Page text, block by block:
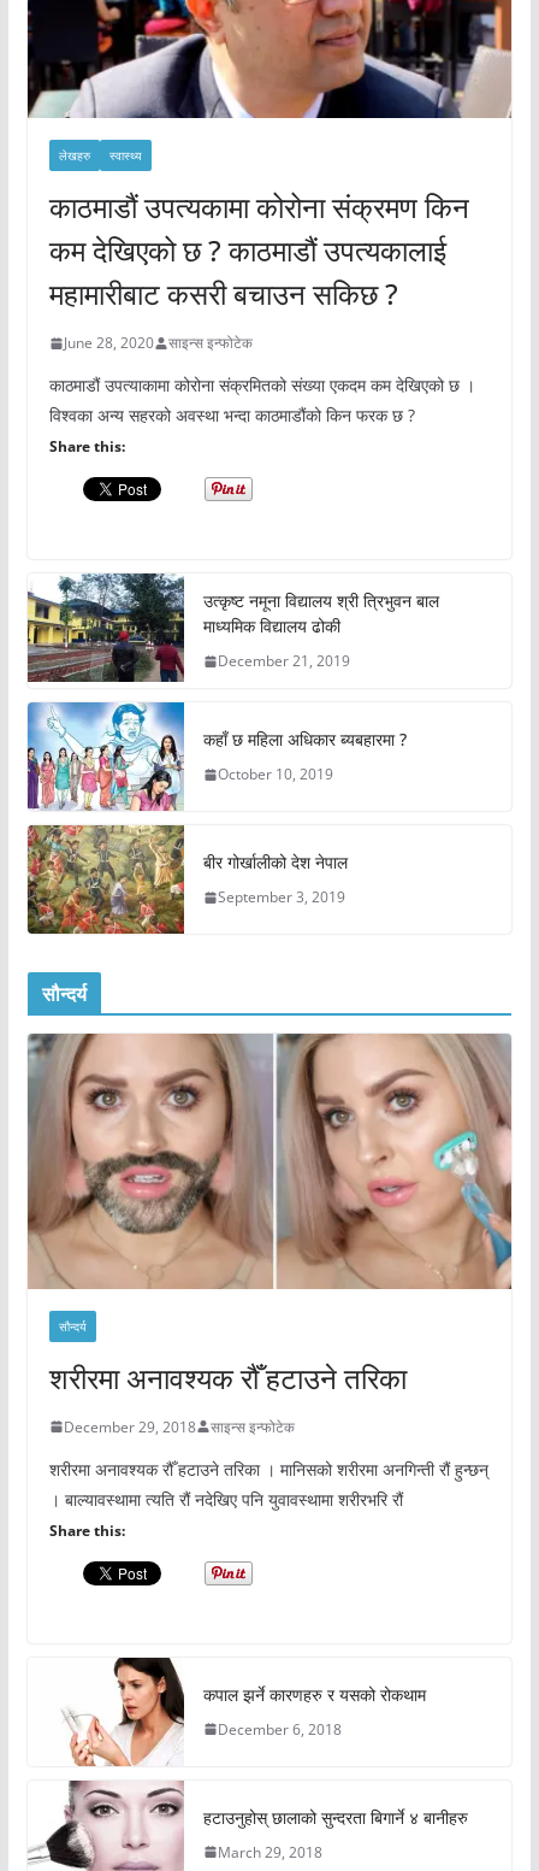
लेखहरु स्वास्थ्य
काठमाडौं उपत्यकामा कोरोना संक्रमण किन
कम देखिएको छ ? काठमाडौं उपत्यकालाई
महामारीबाट कसरी बचाउन सकिछ ?
June 28, 2020 साइन्स इन्फोटेक
काठमाडौं उपत्याकामा कोरोना संक्रमितको संख्या एकदम कम देखिएको छ ।
विश्वका अन्य सहरको अवस्था भन्दा काठमाडौंको किन फरक छ ?
Share this:
उत्कृष्ट नमूना विद्यालय श्री त्रिभुवन बाल
माध्यमिक विद्यालय ढोकी
December 21, 2019
कहाँ छ महिला अधिकार ब्यबहारमा ?
October 10, 2019
बीर गोर्खालीको देश नेपाल
September 3, 2019
सौन्दर्य
सौन्दर्य
शरीरमा अनावश्यक रौँ हटाउने तरिका
December 29, 2018 साइन्स इन्फोटेक
शरीरमा अनावश्यक रौँ हटाउने तरिका । मानिसको शरीरमा अनगिन्ती रौं हुन्छन्
। बाल्यावस्थामा त्यति रौं नदेखिए पनि युवावस्थामा शरीरभरि रौं
Share this:
कपाल झर्ने कारणहरु र यसको रोकथाम
December 6, 2018
हटाउनुहोस् छालाको सुन्दरता बिगार्ने ४ बानीहरु
March 29, 2018